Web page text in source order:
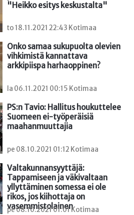
"Heikko esitys keskustalta"
to 18.11.2021 22:43 Kotimaa
Onko samaa sukupuolta olevien
vihkimistä kannattava
arkkipiispa harhaoppinen?
la 06.11.2021 00:15 Kotimaa
PS:n Tavio: Hallitus houkuttelee
Suomeen ei-työperäisiä
maahanmuuttajia
pe 08.10.2021 01:12 Kotimaa
Valtakunnansyyttäjä:
Tappamiseen ja väkivaltaan
yllyttäminen somessa ei ole
rikos, jos kiihottaja on
vasemmistolainen
pe 08.10.2021 01:01 Kotimaa